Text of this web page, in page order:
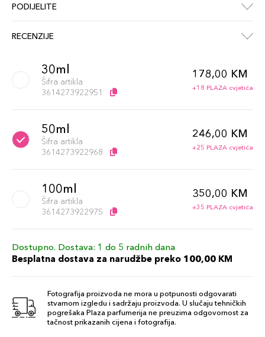
PODIJELITE
RECENZIJE
30ml
Šifra artikla
3614273922951
178,00 KM
+18 PLAZA cvjetića
50ml
Šifra artikla
3614273922968
246,00 KM
+25 PLAZA cvjetića
100ml
Šifra artikla
3614273922975
350,00 KM
+35 PLAZA cvjetića
Dostupno. Dostava: 1 do 5 radnih dana
Besplatna dostava za narudžbe preko 100,00 KM
Fotografija proizvoda ne mora u potpunosti odgovarati
stvarnom izgledu i sadržaju proizvoda. U slučaju tehničkih
pogrešaka Plaza parfumerija ne preuzima odgovornost za
tačnost prikazanih cijena i fotografija.